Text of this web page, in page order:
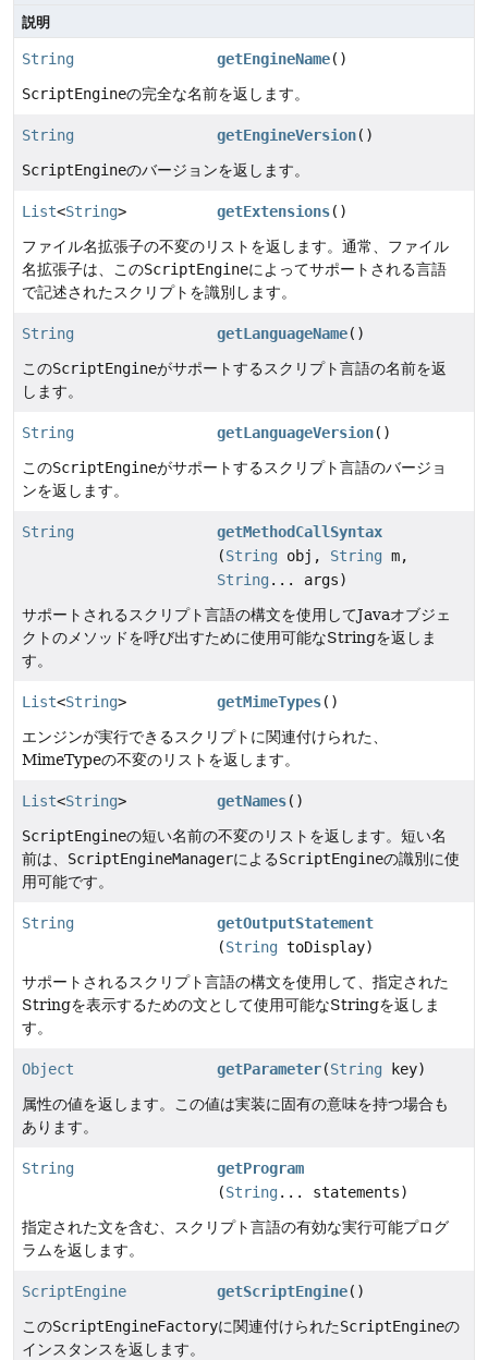
説明
String getEngineName()
ScriptEngineの完全な名前を返します。
String getEngineVersion()
ScriptEngineのバージョンを返します。
List<String> getExtensions()
ファイル名拡張子の不変のリストを返します。通常、ファイル
名拡張子は、このScriptEngineによってサポートされる言語
で記述されたスクリプトを識別します。
String getLanguageName()
このScriptEngineがサポートするスクリプト言語の名前を返
します。
String getLanguageVersion()
このScriptEngineがサポートするスクリプト言語のバージョ
ンを返します。
String
getMethodCallSyntax
(String obj, String m,
String ... args)
サポートされるスクリプト言語の構文を使用してJavaオブジェ
クトのメソッドを呼び出すために使用可能なStringを返しま
す。
List<String> getMimeTypes()
エンジンが実行できるスクリプトに関連付けられた、
MimeTypeの不変のリストを返します。
List<String> getNames()
ScriptEngineの短い名前の不変のリストを返します。短い名
前は、 ScriptEngineManagerによるScriptEngineの識別に使
用可能です。
String
getOutputStatement
(String toDisplay)
サポートされるスクリプト言語の構文を使用して、指定された
Stringを表示するための文として使用可能なStringを返しま
す。
Object getParameter(String key)
属性の値を返します。この値は実装に固有の意味を持つ場合も
あります。
String
getProgram
(String... statements)
指定された文を含む、スクリプト言語の有効な実行可能プログ
ラムを返します。
ScriptEngine getScriptEngine()
このScriptEngineFactoryに関連付けられたScriptEngineの
インスタンスを返します。